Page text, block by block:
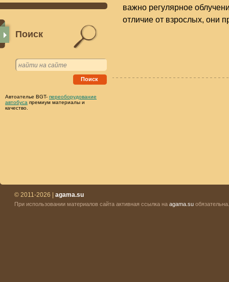
Поиск
Поиск
Автоателье BGT- переоборудование
автобуса премиум материалы и
качество.
важно регулярное
отличие от взрослых, они
© 2011-2026 | agama.su
При использовании материалов сайта активная ссылка на agama.su обязательна.